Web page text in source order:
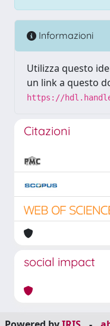
Informazioni
Utilizza questo
un link a questo
https://
Citazioni
social impact